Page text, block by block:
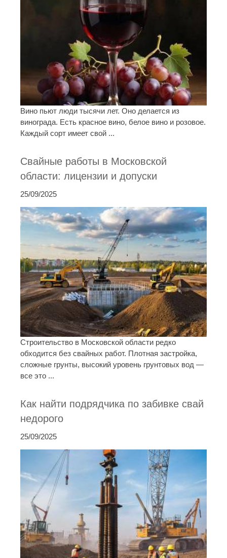
Вино пьют люди тысячи лет. Оно делается из
винограда. Есть красное вино, белое вино и розовое.
Каждый сорт имеет свой ...
Свайные работы в Московской
области: лицензии и допуски
25/09/2025
Строительство в Московской области редко
обходится без свайных работ. Плотная застройка,
сложные грунты, высокий уровень грунтовых вод —
все это ...
Как найти подрядчика по забивке свай
недорого
25/09/2025